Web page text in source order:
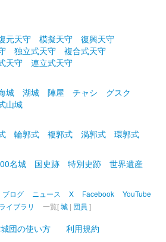
催されたお城EXPO2024のいわつき武
陣〜のブースにて販売された御城印。50
） 御城印
お城EXPO 2024限
催されたお城EXPO2024のいわつき武
〜のブースにて販売された御城印。50
元天守 模擬天守
復興天守
独立式天守
複合式天守
天守
連立式天守
城 湖城 陣屋 チャシ
グスク
山城
輪郭式 複郭式 渦郭式
環郭式
名城 国史跡 特別史跡 世界遺産
ブログ ニュース X Facebook
YouTube
ライブラリ 一覧[城 | 団員 ]
団の使い方
利用規約